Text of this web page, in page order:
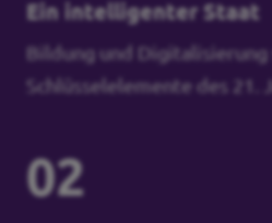
Ein intelligenter Staat
Bildung und Digitalisierung
Schlüsselelemente des 21.
02